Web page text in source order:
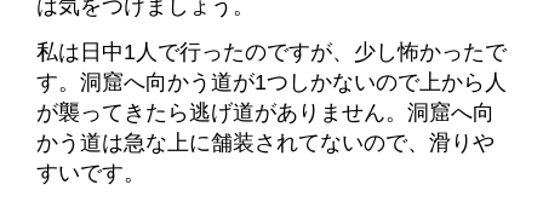
は気をつけましょう。
私は日中1人で行ったのですが、少し怖かったで
す。洞窟へ向かう道が1つしかないので上から人
が襲ってきたら逃げ道がありません。 洞窟へ向
かう道は急な上に舗装されてないので、滑りや
すいです。